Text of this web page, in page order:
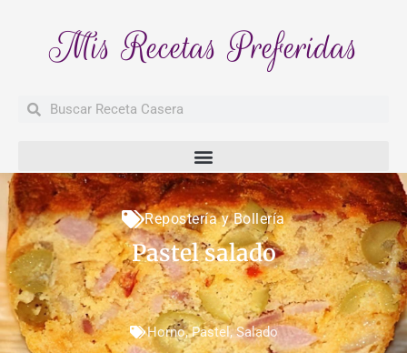
Mis Recetas Preferidas
BuscarBuscar
Repostería y Bollería
Pastel salado
Horno,Pastel,Salado